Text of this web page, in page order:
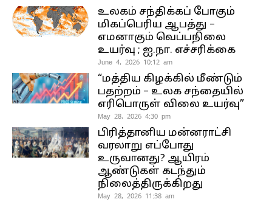
உலகம் சந்திக்கப் போகும்
மிகப்பெரிய ஆபத்து –
எமனாகும் வெப்பநிலை
உயர்வு ; ஐ.நா. எச்சரிக்கை
June 4, 2026 10:12 am
“மத்திய கிழக்கில் மீண்டும்
பதற்றம் – உலக சந்தையில்
எரிபொருள் விலை உயர்வு”
May 28, 2026 4:30 pm
பிரித்தானிய மன்னராட்சி
வரலாறு எப்போது
உருவானது? ஆயிரம்
ஆண்டுகள் கடந்தும்
நிலைத்திருக்கிறது
May 28, 2026 11:38 am